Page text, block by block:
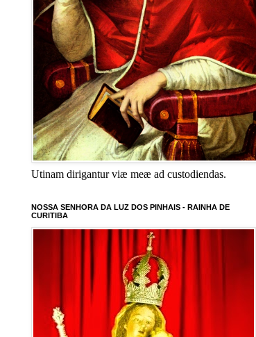
Utinam dirigantur viæ meæ ad custodiendas.
NOSSA SENHORA DA LUZ DOS PINHAIS - RAINHA DE
CURITIBA